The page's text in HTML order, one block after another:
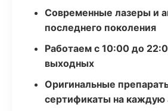
Современные лазеры и
последнего поколения
Работаем с 10:00 до
выходных
Оригинальные
сертификаты на каждую